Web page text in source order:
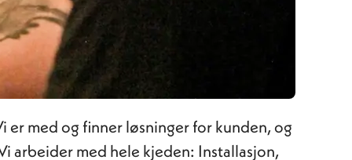
er med og finner løsninger for kunden, og
arbeider med hele kjeden: Installasjon,